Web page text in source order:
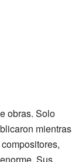
obras. Solo
mientras